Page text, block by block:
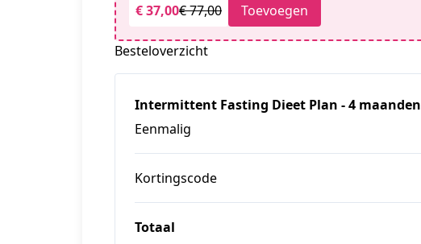
€ 37,00€ 77,00 Toevoegen
Besteloverzicht
Intermittent Fasting Dieet Plan - 4 maanden
Eenmalig
Kortingscode
Totaal